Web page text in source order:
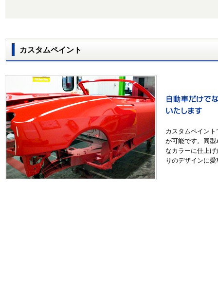
カスタムペイント
カスタムペイン
が可能です。同
なカラーに仕上
りのデザインに